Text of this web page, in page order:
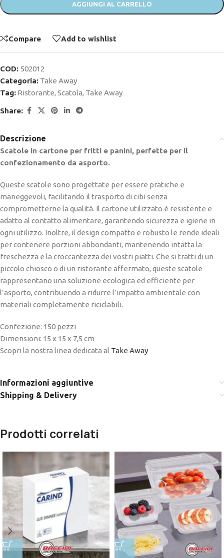
AGGIUNGI AL CARRELLO
Compare Add to wishlist
COD: 502012
Categoria: Take Away
Tag: Ristorante, Scatola, Take Away
Share:
Descrizione
Scatole in cartone per fritti e panini, perfette per il
confezionamento da asporto.
Queste scatole sono progettate per essere pratiche e
maneggevoli, facilitando il trasporto di cibi senza
comprometterne la qualità. Il cartone utilizzato è resistente e
adatto al contatto alimentare, garantendo sicurezza e igiene in
ogni utilizzo. Inoltre, il design compatto e robusto le rende ideali
per contenere porzioni abbondanti, mantenendo intatta la
freschezza e la croccantezza dei vostri piatti. Che si tratti di un
piccolo chiosco o di un ristorante affermato, queste scatole
rappresentano una soluzione ecologica ed efficiente per
l’asporto, contribuendo a ridurre l’impatto ambientale con
materiali completamente riciclabili.
Confezione: 150 pezzi
Dimensioni: 15 x 15 x 7,5 cm
Scopri la nostra linea dedicata al Take Away
Informazioni aggiuntive
Shipping & Delivery
Prodotti correlati